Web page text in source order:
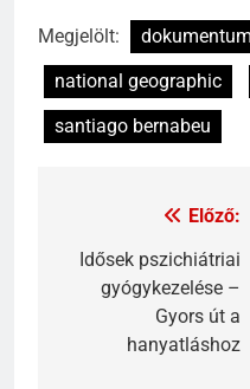
Megjelölt:
national geographic
santiago bernabeu
Előző:
Idősek pszichiátriai
gyógykezelése –
Gyors út a
hanyatláshoz